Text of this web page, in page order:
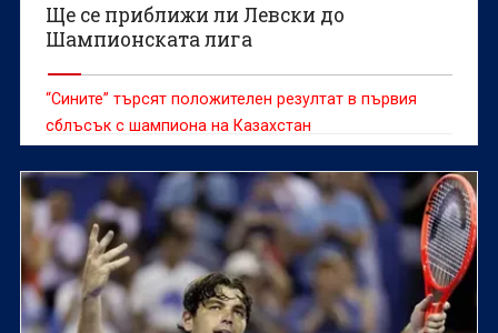
Ще се приближи ли Левски до
Шампионската лига
“Сините” търсят положителен резултат в първия
сблъсък с шампиона на Казахстан